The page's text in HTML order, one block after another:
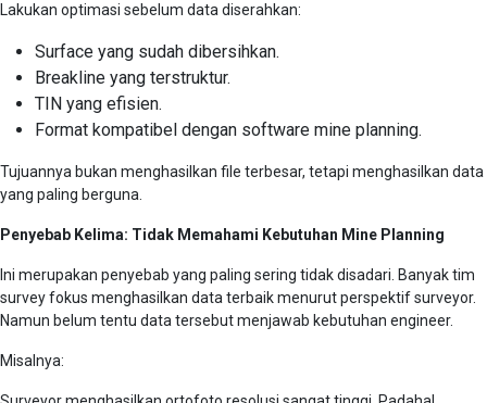
Lakukan optimasi sebelum data diserahkan:
Surface yang sudah dibersihkan.
Breakline yang terstruktur.
TIN yang efisien.
Format kompatibel dengan software mine planning.
Tujuannya bukan menghasilkan file terbesar, tetapi menghasilkan data
yang paling berguna.
Penyebab Kelima: Tidak Memahami Kebutuhan Mine Planning
Ini merupakan penyebab yang paling sering tidak disadari. Banyak tim
survey fokus menghasilkan data terbaik menurut perspektif surveyor.
Namun belum tentu data tersebut menjawab kebutuhan engineer.
Misalnya: